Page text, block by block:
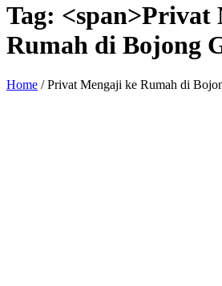
Tag: <span>Privat
Rumah di Bojong
Home /Privat Mengaji ke Rumah di